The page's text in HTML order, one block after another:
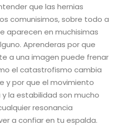
que las hernias
comunisimos, sobre todo a
aparecen en muchisimas
Aprenderas por que
a una imagen puede frenar
el catastrofismo cambia
y por que el movimiento
la estabilidad son mucho
resonancia
a confiar en tu espalda.